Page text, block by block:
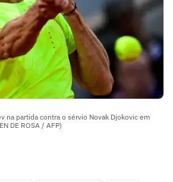
na partida contra o sérvio Novak Djokovic em
DE ROSA / AFP)